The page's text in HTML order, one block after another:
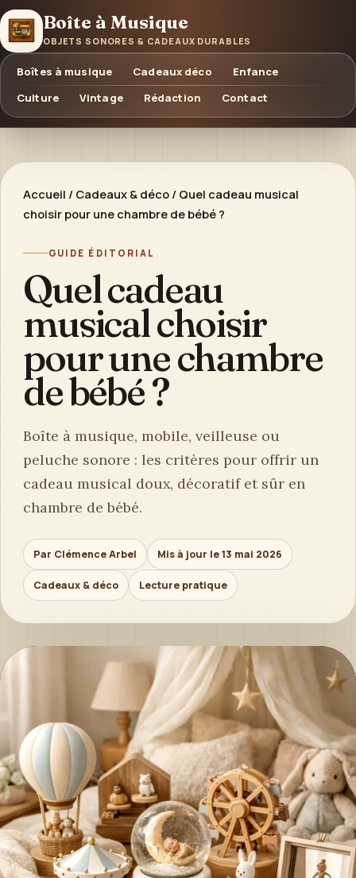
Boîte à Musique
OBJETS SONORES & CADEAUX DURABLES
Boîtes à musique Cadeaux déco
Enfance
Culture
Vintage Rédaction Contact
Accueil / Cadeaux & déco / Quel cadeau musical
choisir pour une chambre de bébé ?
GUIDE ÉDITORIAL
Quel cadeau
musical choisir
pour une chambre
de bébé ?
Boîte à musique, mobile, veilleuse ou
peluche sonore : les critères pour offrir un
cadeau musical doux, décoratif et sûr en
chambre de bébé.
Par Clémence Arbel Mis à jour le 13 mai 2026
Cadeaux & déco Lecture pratique